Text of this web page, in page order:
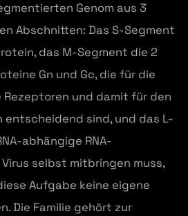
Genom aus 3
Abschnitten: Das S-Segment
das M-Segment die 2
Gn und Gc, die für die
Rezeptoren und damit für den
entscheidend sind, und das L-
abhängige RNA-
selbst mitbringen muss,
Aufgabe keine eigene
Die Familie gehört zur